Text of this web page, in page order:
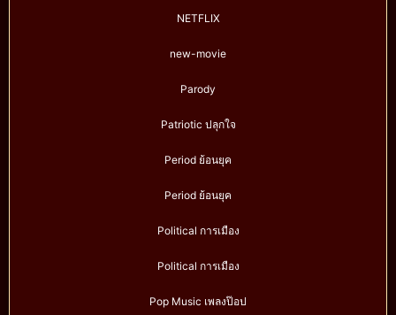
NETFLIX
new-movie
Parody
Patriotic ปลุกใจ
Period ย้อนยุค
Period ย้อนยุค
Political การเมือง
Political การเมือง
Pop Music เพลงป๊อป